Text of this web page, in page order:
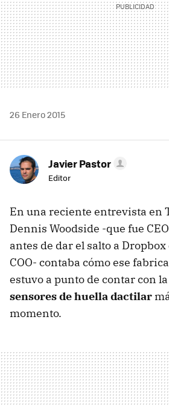
26 Enero 2015
Javier Pastor
Editor
En una reciente entrevista en
Dennis Woodside -que fue
antes de dar el salto a
COO- contaba cómo ese
estuvo a punto de contar con la
sensores de huella dactilar
momento.